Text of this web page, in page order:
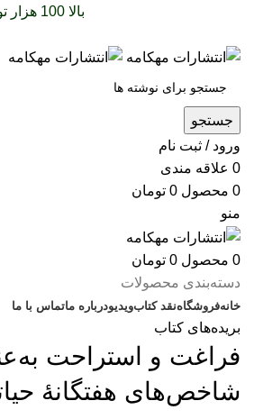
بالا 100 هزار تومان
جستجو
ورود / ثبت نام
0 علاقه مندی
0 محصول 0 تومان
منو
0 محصول 0 تومان
دسته‌بندی محصولات
خانهفروشگاهنقد کتابویدیودرباره‌ ماتماس با ما
بریده‌های کتاب
فراغت و استراحت
شاخص‌های هفتگانۀ